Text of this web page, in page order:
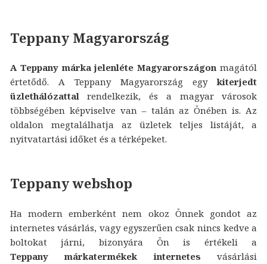
Teppany Magyarország
A Teppany márka jelenléte Magyarországon magától
értetődő. A Teppany Magyarország egykiterjedt
üzlethálózattalrendelkezik, és a magyar városok
többségében képviselve van – talán az Önében is. Az
oldalon megtalálhatja az üzletek teljes listáját, a
nyitvatartási időket és a térképeket.
Teppany webshop
Ha modern emberként nem okoz Önnek gondot az
internetes vásárlás, vagy egyszerűen csak nincs kedve a
boltokat járni, bizonyára Ön is értékeli a
Teppany márkatermékek internetes vásárlási